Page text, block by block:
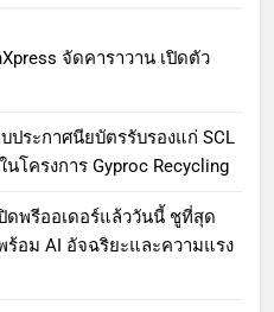
จัดคาราวาน เปิดตัว
ประกาศนียบัตรรับรองแก่ SCL
โครงการ Gyproc Recycling
ปิดพรีออเดอร์แล้ววันนี้ ชูที่สุด
อม AI อัจฉริยะและความแรง